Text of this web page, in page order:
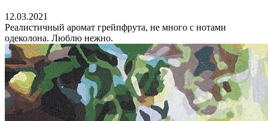
12.03.2021
Реалистичный аромат грейпфрута, не много с нотами
одеколона. Люблю нежно.